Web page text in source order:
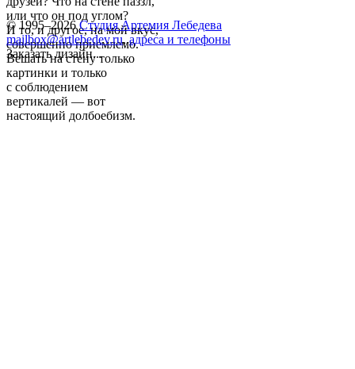
или что он под углом?
И то, и другое, на мой вкус,
совершенно приемлемо.
Вешать на стену только
картинки и только
с соблюдением
вертикалей — вот
настоящий долбоебизм.
© 1995–2026 Студия Артемия Лебедева
mailbox@artlebedev.ru, адреса и телефоны
Заказать дизайн...